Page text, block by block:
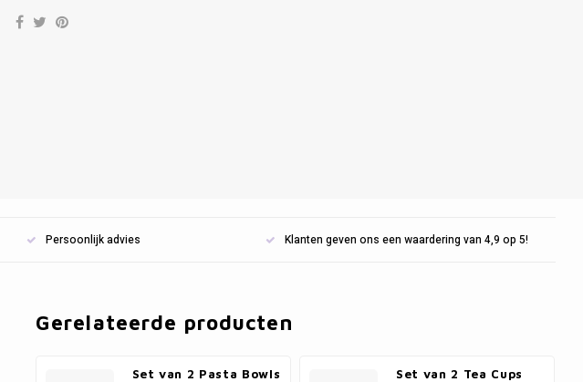
Persoonlijk advies Klanten geven ons een waardering van 4,9 op 5!
Gerelateerde producten
Set van 2 Pasta Bowls
Set van 2 Tea Cups